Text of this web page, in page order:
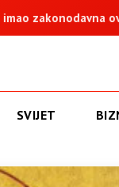
Košarac:
SVIJET